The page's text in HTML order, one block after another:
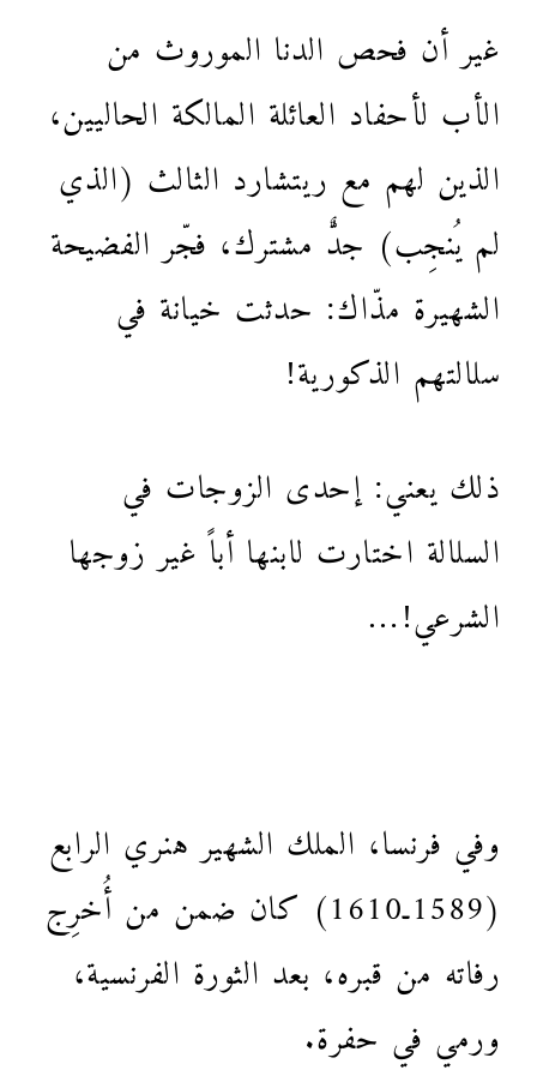
غير أن فحص الدنا الموروث من
الأب لأحفاد العائلة المالكة الحاليين،
الذين لهم مع ريتشارد الثالث (الذي
لم يُنجِب) جدٌّ مشترك، فجّر الفضيحة
الشهيرة مذّاك: حدثت خيانة في
سلالتهم الذكورية!
ذلك يعني: إحدى الزوجات في
السلالة اختارت لابنها أباً غير زوجها
الشرعي!…
وفي فرنسا، الملك الشهير هنري الرابع
(1589ـ1610) كان ضمن من أُخرِج
رفاته من قبره، بعد الثورة الفرنسية،
ورمي في حفرة.